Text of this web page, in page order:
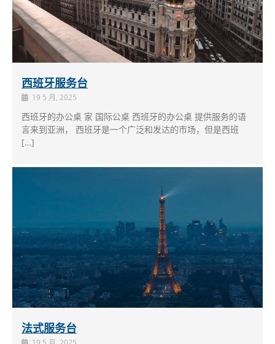
西班牙服务台
19 5 月, 2025
西班牙的办公桌 家 国际公桌 西班牙的办公桌 提供服务的语
言来到亚洲， 西班牙是一个广泛和发达的市场，但是西班
[…]
法式服务台